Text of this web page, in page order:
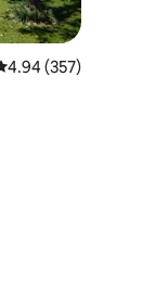
ビュー357件、5つ
4.94 (357)